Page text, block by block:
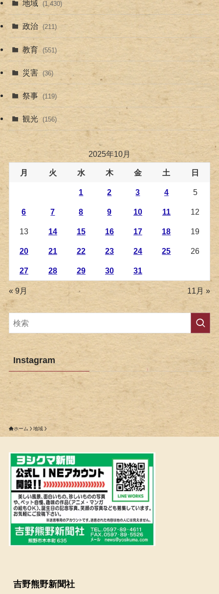
地域 (1,430)
政治 (211)
教育 (551)
災害 (36)
祭事 (119)
観光 (156)
2025年10月
月 火 水 木 金 土 日
1 2 3 4 5
6 7 8 9 10 11 12
13 14 15 16 17 18 19
20 21 22 23 24 25 26
27 28 29 30 31
« 9月 11月 »
Instagram
ホーム 地域
吉野熊野新聞社